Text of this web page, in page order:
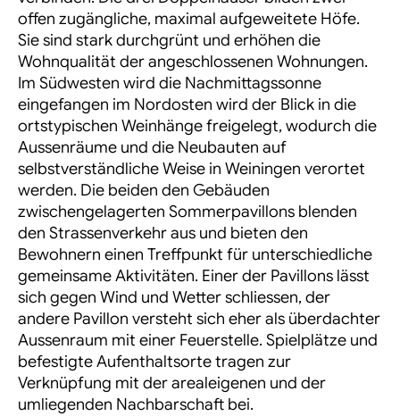
offen zugängliche, maximal aufgeweitete Höfe.
Sie sind stark durchgrünt und erhöhen die
Wohnqualität der angeschlossenen Wohnungen.
Im Südwesten wird die Nachmittagssonne
eingefangen im Nordosten wird der Blick in die
ortstypischen Weinhänge freigelegt, wodurch die
Aussenräume und die Neubauten auf
selbstverständliche Weise in Weiningen verortet
werden. Die beiden den Gebäuden
zwischengelagerten Sommerpavillons blenden
den Strassenverkehr aus und bieten den
Bewohnern einen Treffpunkt für unterschiedliche
gemeinsame Aktivitäten. Einer der Pavillons lässt
sich gegen Wind und Wetter schliessen, der
andere Pavillon versteht sich eher als überdachter
Aussenraum mit einer Feuerstelle. Spielplätze und
befestigte Aufenthaltsorte tragen zur
Verknüpfung mit der arealeigenen und der
umliegenden Nachbarschaft bei.